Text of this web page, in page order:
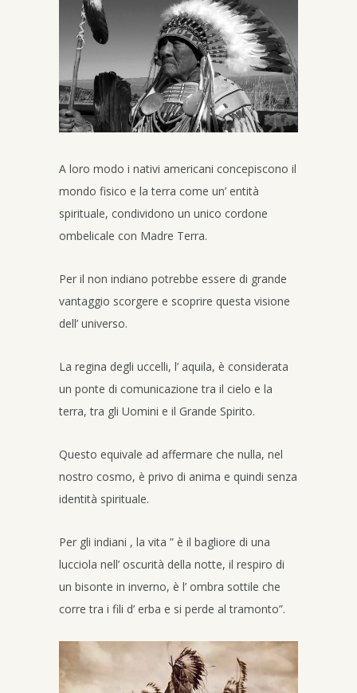
A loro modo i nativi americani concepiscono il
mondo fisico e la terra come un’ entità
spirituale, condividono un unico cordone
ombelicale con Madre Terra.
Per il non indiano potrebbe essere di grande
vantaggio scorgere e scoprire questa visione
dell’ universo.
La regina degli uccelli, l’ aquila, è considerata
un ponte di comunicazione tra il cielo e la
terra, tra gli Uomini e il Grande Spirito.
Questo equivale ad affermare che nulla, nel
nostro cosmo, è privo di anima e quindi senza
identità spirituale.
Per gli indiani , la vita ” è il bagliore di una
lucciola nell’ oscurità della notte, il respiro di
un bisonte in inverno, è l’ ombra sottile che
corre tra i fili d’ erba e si perde al tramonto”.